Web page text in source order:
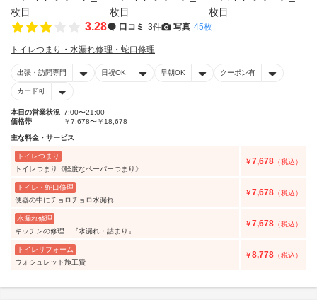
3.28 口コミ 3件 写真 45枚
トイレつまり・水漏れ修理・蛇口修理
出張・訪問専門 日祝OK 早朝OK クーポン有
カード可
本日の営業状況 7:00〜21:00
価格帯
￥7,678〜￥18,678
主な料金・サービス
トイレつまり
トイレつまり《軽度なペーパーつまり》
￥7,678 （税込）
トイレ・蛇口修理
便器の中にチョロチョロ水漏れ
￥7,678 （税込）
水漏れ修理
キッチンの修理 『水漏れ・詰まり』
￥7,678 （税込）
トイレリフォーム
ウォシュレット施工費
￥8,778 （税込）